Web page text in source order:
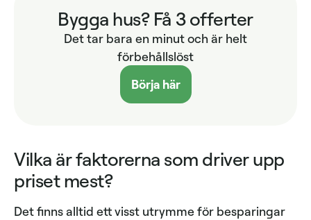
Bygga hus? Få 3 offerter
Det tar bara en minut och är helt
förbehållslöst
Börja här
Vilka är faktorerna som driver upp
priset mest?
Det finns alltid ett visst utrymme för besparingar